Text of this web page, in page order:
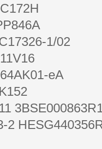
1/02
eA